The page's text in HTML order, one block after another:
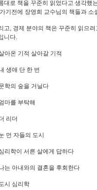
대로 책을 꾸준히 읽었다고 생각했
기전에 장영희 교수님의 책들과
고, 경제 분야의 책은 꾸준히 읽으
니다.
아온 기적 살아갈 기적
생애 단 한 번
학의 숲을 거닐다
마를 부탁해
리더
먼 자들의 도시
리학이 서른 살에게 답하다
는 아내와의 결혼을 후회한다
시 심리학